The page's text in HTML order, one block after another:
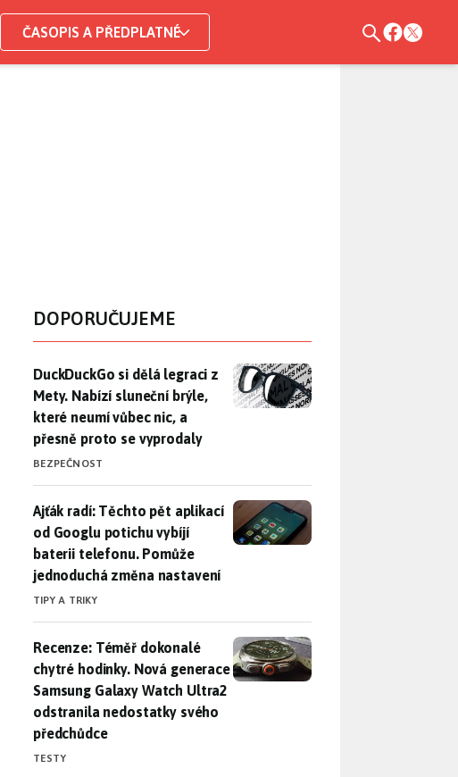
ČASOPIS A PŘEDPLATNÉ
DOPORUČUJEME
DuckDuckGo si dělá legraci z Mety. Nabízí sluneční brýle, které
DuckDuckGo si dělá legraci z
Mety. Nabízí sluneční brýle,
které neumí vůbec nic, a
přesně proto se vyprodaly
BEZPEČNOST
Ajťák radí: Těchto pět aplikací od Googlu potichu vybíjí baterii
Ajťák radí: Těchto pět aplikací
od Googlu potichu vybíjí
baterii telefonu. Pomůže
jednoduchá změna nastavení
TIPY A TRIKY
Recenze: Téměř dokonalé chytré hodinky. Nová generace
Recenze: Téměř dokonalé
chytré hodinky. Nová generace
Samsung Galaxy Watch Ultra2
odstranila nedostatky svého
předchůdce
TESTY